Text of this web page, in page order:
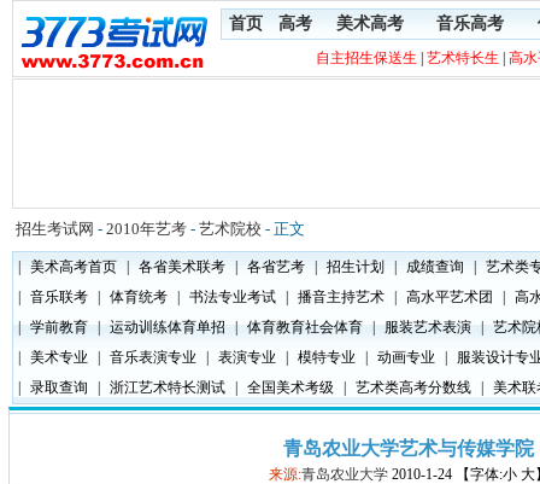
首页 高考 美术高考 音乐高考
自主招生保送生 艺术特长生 高
招生考试网 - 2010年艺考 - 艺术院校 - 正文
美术高考首页 各省美术联考 各省艺考 招生计划 成绩查询
艺术类
音乐联考 体育统考 书法专业考试 播音主持艺术 高水平艺术团
高
学前教育 运动训练体育单招 体育教育社会体育 服装艺术表演
艺术院
美术专业 音乐表演专业 表演专业 模特专业 动画专业
服装设计专
录取查询 浙江艺术特长测试 全国美术考级 艺术类高考分数线 美术联
青岛农业大学艺术与传媒学院
来源:青岛农业大学 2010-1-24 【字体:小 大